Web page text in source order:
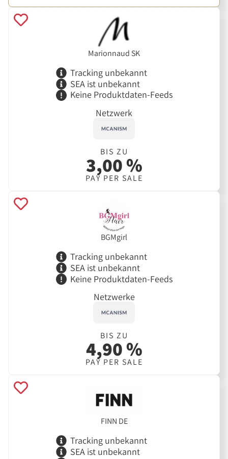
Marionnaud SK
Tracking unbekannt
SEA ist unbekannt
Keine Produktdaten-Feeds
Netzwerk
BIS ZU
3,00 %
PAY PER SALE
BGMgirl
Tracking unbekannt
SEA ist unbekannt
Keine Produktdaten-Feeds
Netzwerke
BIS ZU
4,90 %
PAY PER SALE
FINN DE
Tracking unbekannt
SEA ist unbekannt